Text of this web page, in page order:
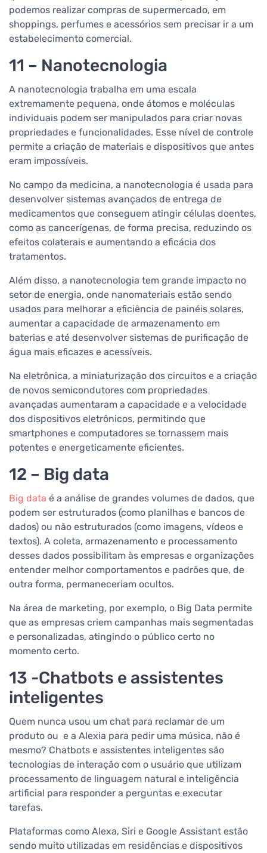
podemos realizar compras de supermercado, em
shoppings, perfumes e acessórios sem precisar ir a um
estabelecimento comercial.
11 – Nanotecnologia
A nanotecnologia trabalha em uma escala
extremamente pequena, onde átomos e moléculas
individuais podem ser manipulados para criar novas
propriedades e funcionalidades. Esse nível de controle
permite a criação de materiais e dispositivos que antes
eram impossíveis.
No campo da medicina, a nanotecnologia é usada para
desenvolver sistemas avançados de entrega de
medicamentos que conseguem atingir células doentes,
como as cancerígenas, de forma precisa, reduzindo os
efeitos colaterais e aumentando a eficácia dos
tratamentos.
Além disso, a nanotecnologia tem grande impacto no
setor de energia, onde nanomateriais estão sendo
usados para melhorar a eficiência de painéis solares,
aumentar a capacidade de armazenamento em
baterias e até desenvolver sistemas de purificação de
água mais eficazes e acessíveis.
Na eletrônica, a miniaturização dos circuitos e a criação
de novos semicondutores com propriedades
avançadas aumentaram a capacidade e a velocidade
dos dispositivos eletrônicos, permitindo que
smartphones e computadores se tornassem mais
potentes e energeticamente eficientes.
12 – Big data
Big data é a análise de grandes volumes de dados, que
podem ser estruturados (como planilhas e bancos de
dados) ou não estruturados (como imagens, vídeos e
textos). A coleta, armazenamento e processamento
desses dados possibilitam às empresas e organizações
entender melhor comportamentos e padrões que, de
outra forma, permaneceriam ocultos.
Na área de marketing, por exemplo, o Big Data permite
que as empresas criem campanhas mais segmentadas
e personalizadas, atingindo o público certo no
momento certo.
13 -Chatbots e assistentes
inteligentes
Quem nunca usou um chat para reclamar de um
produto ou e a Alexia para pedir uma música, não é
mesmo? Chatbots e assistentes inteligentes são
tecnologias de interação com o usuário que utilizam
processamento de linguagem natural e inteligência
artificial para responder a perguntas e executar
tarefas.
Plataformas como Alexa, Siri e Google Assistant estão
sendo muito utilizadas em residências e dispositivos